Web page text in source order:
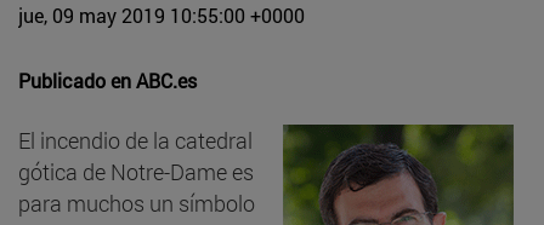
jue, 09 may 2019 10:55:00 +0000
Publicado enABC.es
El incendio de la catedral
gótica de Notre-Dame es
para muchos un símbolo